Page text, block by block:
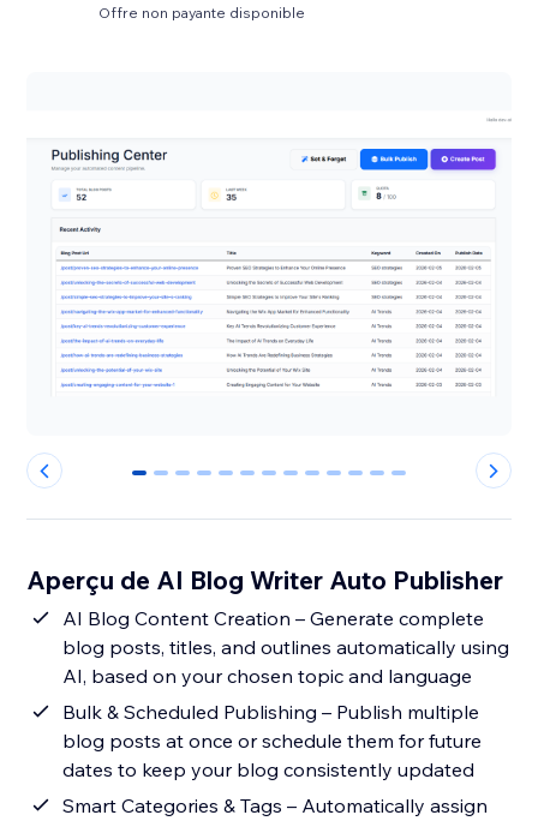
Offre non payante disponible
0 1 2 3 4 5 6 7 8 9 10 11 12
Aperçu de AI Blog Writer Auto Publisher
AI Blog Content Creation – Generate complete
blog posts, titles, and outlines automatically using
AI, based on your chosen topic and language
Bulk & Scheduled Publishing – Publish multiple
blog posts at once or schedule them for future
dates to keep your blog consistently updated
Smart Categories & Tags – Automatically assign